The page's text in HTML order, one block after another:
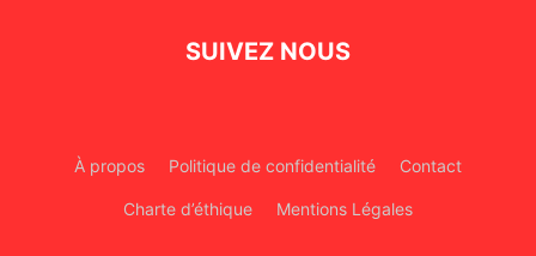
SUIVEZ NOUS
À propos Politique de confidentialité Contact
Charte d’éthique Mentions Légales